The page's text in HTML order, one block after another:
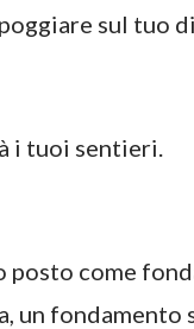
sul tuo
i tuoi sentieri.
come
un fondamento